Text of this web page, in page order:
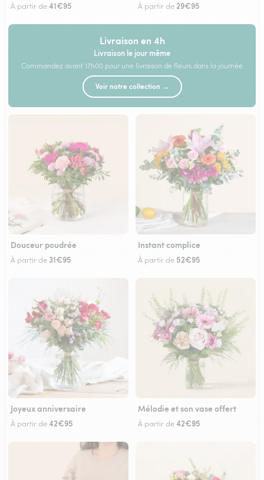
À partir de41€95 À partir de 29€95
Livraison en 4h
Livraison le jour même
Commandez avant 17h00 pour une livraison de fleurs dans la journée
Voir notre collection →
Douceur poudrée
À partir de 31€95
Instant complice
À partir de 52€95
Joyeux anniversaire
À partir de42€95
Mélodie et son vase offert
À partir de42€95